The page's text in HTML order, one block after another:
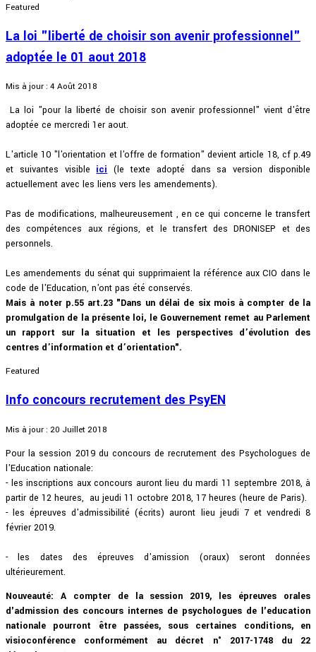
Featured
La loi "liberté de choisir son avenir professionnel"
adoptée le 01 aout 2018
Mis à jour : 4 Août 2018
La loi "pour la liberté de choisir son avenir professionnel" vient d'être
adoptée ce mercredi 1er aout.
L'article 10 "l'orientation et l'offre de formation" devient article 18, cf p.49
et suivantes visible ici (le texte adopté dans sa version disponible
actuellement avec les liens vers les amendements).
Pas de modifications, malheureusement , en ce qui concerne le transfert
des compétences aux régions, et le transfert des DRONISEP et des
personnels.
Les amendements du sénat qui supprimaient la référence aux CIO dans le
code de l'Education, n'ont pas été conservés.
Mais à noter p.55 art.23 "Dans un délai de six mois à compter de la
promulgation de la présente loi, le Gouvernement remet au Parlement
un rapport sur la situation et les perspectives d’évolution des
centres d’information et d’orientation".
Featured
Info concours recrutement des PsyEN
Mis à jour : 20 Juillet 2018
Pour la session 2019 du concours de recrutement des Psychologues de
l'Education nationale:
- les inscriptions aux concours auront lieu du mardi 11 septembre 2018, à
partir de 12 heures, au jeudi 11 octobre 2018, 17 heures (heure de Paris).
- les épreuves d'admissibilité (écrits) auront lieu jeudi 7 et vendredi 8
février 2019.
- les dates des épreuves d'amission (oraux) seront données
ultérieurement.
Nouveauté: A compter de la session 2019, les épreuves orales
d'admission des concours internes de psychologues de l'education
nationale pourront être passées, sous certaines conditions, en
visioconférence conformément au décret n° 2017-1748 du 22